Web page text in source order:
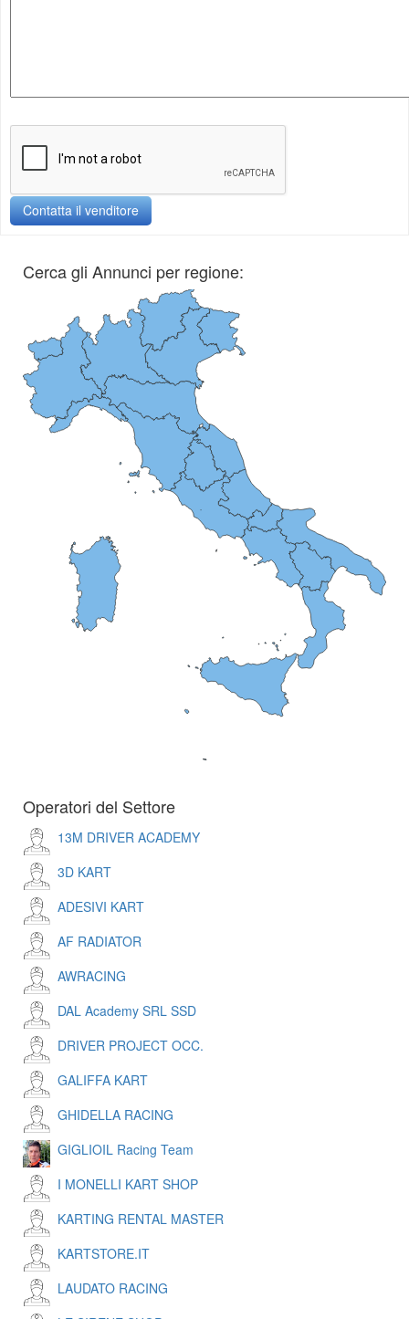
Cerca gli Annunci per regione:
Operatori del Settore
13M DRIVER ACADEMY
3D KART
ADESIVI KART
AF RADIATOR
AWRACING
DAL Academy SRL SSD
DRIVER PROJECT OCC.
GALIFFA KART
GHIDELLA RACING
GIGLIOIL Racing Team
I MONELLI KART SHOP
KARTING RENTAL MASTER
KARTSTORE.IT
LAUDATO RACING